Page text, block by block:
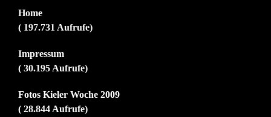
Home
( 197.731 Aufrufe)
Impressum
( 30.195 Aufrufe)
Fotos Kieler Woche 2009
( 28.844 Aufrufe)